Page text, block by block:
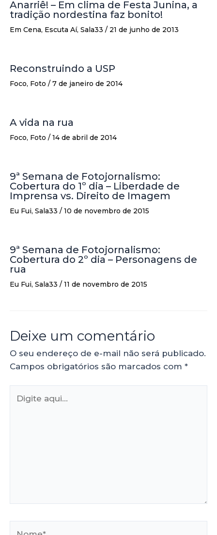
Anarriê! – Em clima de Festa Junina, a
tradição nordestina faz bonito!
Em Cena, Escuta Aí, Sala33 / 21 de junho de 2013
Reconstruindo a USP
Foco, Foto / 7 de janeiro de 2014
A vida na rua
Foco, Foto / 14 de abril de 2014
9ª Semana de Fotojornalismo:
Cobertura do 1º dia – Liberdade de
Imprensa vs. Direito de Imagem
Eu Fui, Sala33 / 10 de novembro de 2015
9ª Semana de Fotojornalismo:
Cobertura do 2º dia – Personagens de
rua
Eu Fui, Sala33 / 11 de novembro de 2015
Deixe um comentário
O seu endereço de e-mail não será publicado.
Campos obrigatórios são marcados com *